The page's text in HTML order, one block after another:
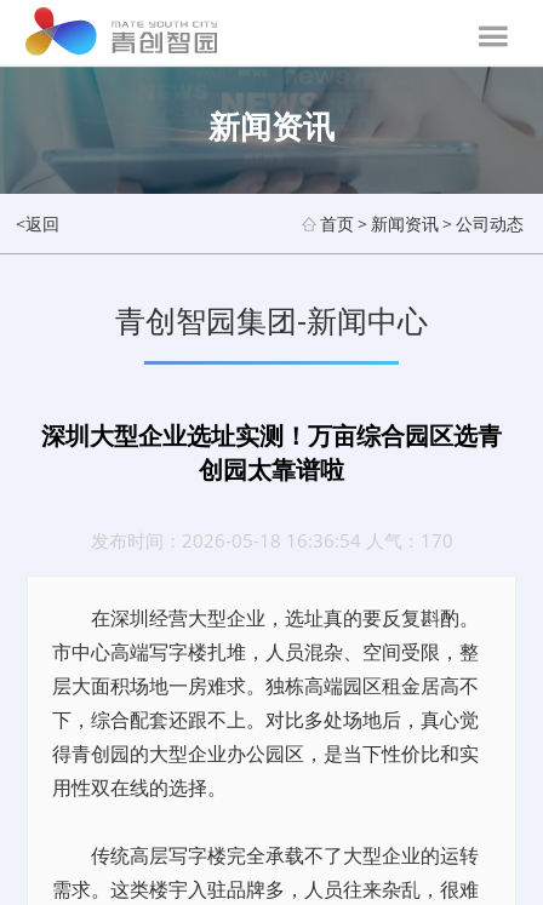
新闻资讯
<返回 首页> 新闻资讯>公司动态
青创智园集团-新闻中心
深圳大型企业选址实测！万亩综合园区选青
创园太靠谱啦
发布时间：2026-05-18 16:36:54 人气：170
在深圳经营大型企业，选址真的要反复斟酌。
市中心高端写字楼扎堆，人员混杂、空间受限，整
层大面积场地一房难求。独栋高端园区租金居高不
下，综合配套还跟不上。对比多处场地后，真心觉
得青创园的大型企业办公园区，是当下性价比和实
用性双在线的选择。
传统高层写字楼完全承载不了大型企业的运转
需求。这类楼宇入驻品牌多，人员往来杂乱，很难